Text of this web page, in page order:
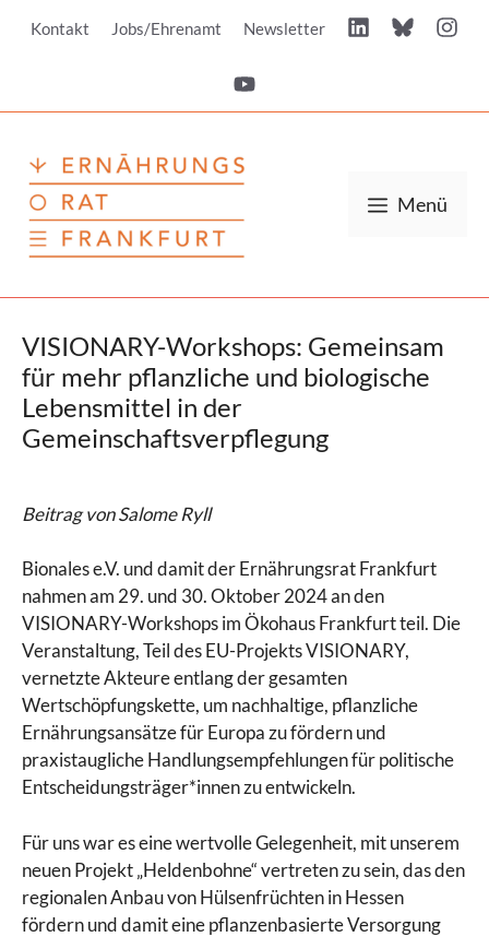
InhaltKontakt Jobs/Ehrenamt Newsletter
Menü
VISIONARY-Workshops: Gemeinsam
für mehr pflanzliche und biologische
Lebensmittel in der
Gemeinschaftsverpflegung
Beitrag von Salome Ryll
Bionales e.V. und damit der Ernährungsrat Frankfurt
nahmen am 29. und 30. Oktober 2024 an den
VISIONARY-Workshops im Ökohaus Frankfurt teil. Die
Veranstaltung, Teil des EU-Projekts VISIONARY,
vernetzte Akteure entlang der gesamten
Wertschöpfungskette, um nachhaltige, pflanzliche
Ernährungsansätze für Europa zu fördern und
praxistaugliche Handlungsempfehlungen für politische
Entscheidungsträger*innen zu entwickeln.
Für uns war es eine wertvolle Gelegenheit, mit unserem
neuen Projekt „Heldenbohne“ vertreten zu sein, das den
regionalen Anbau von Hülsenfrüchten in Hessen
fördern und damit eine pflanzenbasierte Versorgung